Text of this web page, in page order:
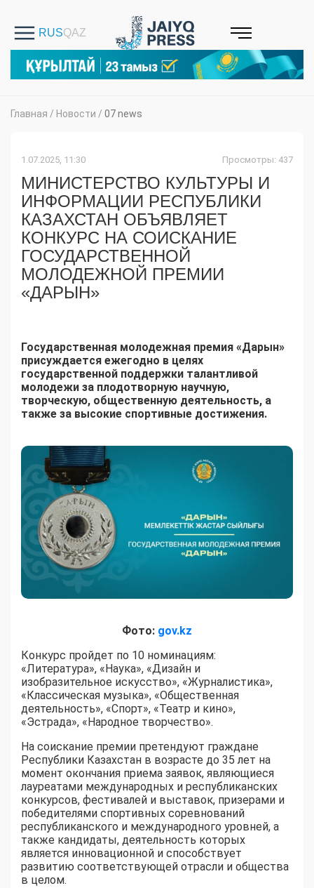
Главная / Новости / 07 news
1.07.2025, 11:30 Просмотры: 437
МИНИСТЕРСТВО КУЛЬТУРЫ И
ИНФОРМАЦИИ РЕСПУБЛИКИ
КАЗАХСТАН ОБЪЯВЛЯЕТ
КОНКУРС НА СОИСКАНИЕ
ГОСУДАРСТВЕННОЙ
МОЛОДЕЖНОЙ ПРЕМИИ
«ДАРЫН»
Государственная молодежная премия «Дарын»
присуждается ежегодно в целях
государственной поддержки талантливой
молодежи за плодотворную научную,
творческую, общественную деятельность, а
также за высокие спортивные достижения.
Фото: gov.kz
Конкурс пройдет по 10 номинациям:
«Литература», «Наука», «Дизайн и
изобразительное искусство», «Журналистика»,
«Классическая музыка», «Общественная
деятельность», «Спорт», «Театр и кино»,
«Эстрада», «Народное творчество».
На соискание премии претендуют граждане
Республики Казахстан в возрасте до 35 лет на
момент окончания приема заявок, являющиеся
лауреатами международных и республиканских
конкурсов, фестивалей и выставок, призерами и
победителями спортивных соревнований
республиканского и международного уровней, а
также кандидаты, деятельность которых
является инновационной и способствует
развитию соответствующей отрасли и общества
в целом.